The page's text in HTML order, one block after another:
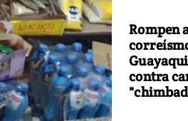
Rompen
contra